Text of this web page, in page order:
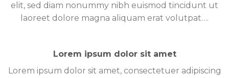
elit, sed diam nonummy nibh euismod tincidunt ut
laoreet dolore magna aliquam erat volutpat….
Lorem ipsum dolor sit amet
Lorem ipsum dolor sit amet, consectetuer adipiscing